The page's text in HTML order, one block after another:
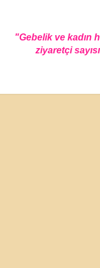
"Gebelik ve kadın
ziyaretçi